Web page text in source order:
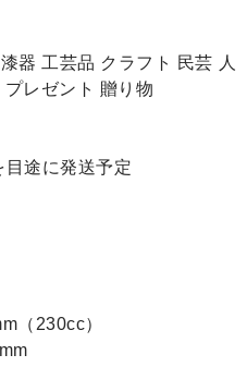
器 工芸品 クラフト 民芸 人
レゼント 贈り物
途に発送予定
（230cc）